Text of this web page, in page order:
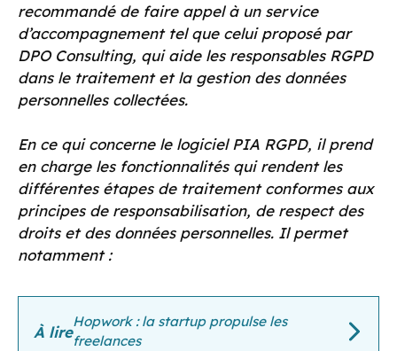
recommandé de faire appel à un service
d’accompagnement tel que celui proposé par
DPO Consulting, qui aide les responsables RGPD
dans le traitement et la gestion des données
personnelles collectées.
En ce qui concerne le logiciel PIA RGPD, il prend
en charge les fonctionnalités qui rendent les
différentes étapes de traitement conformes aux
principes de responsabilisation, de respect des
droits et des données personnelles. Il permet
notamment :
À lire
Hopwork : la startup propulse les
freelances